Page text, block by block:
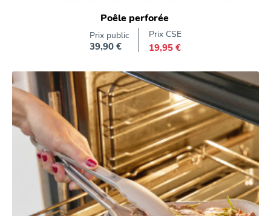
Poêle perforée
Prix public
Prix
39,90 €
Prix CSE
19,95 €